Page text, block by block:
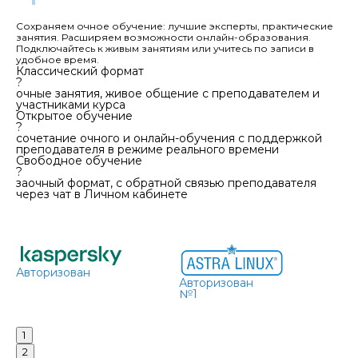
Сохраняем очное обучение: лучшие эксперты, практические
занятия. Расширяем возможности онлайн-образования.
Подключайтесь к живым занятиям или учитесь по записи в
удобное время.
Классический формат
?
очные занятия, живое общение с преподавателем и
участниками курса
Открытое обучение
?
сочетание очного и онлайн-обучения с поддержкой
преподавателя в режиме реального времени
Свободное обучение
?
заочный формат, с обратной связью преподавателя
через чат в Личном кабинете
kaspersky
Авторизован
Astra Linux
Авторизован
№1
1
2